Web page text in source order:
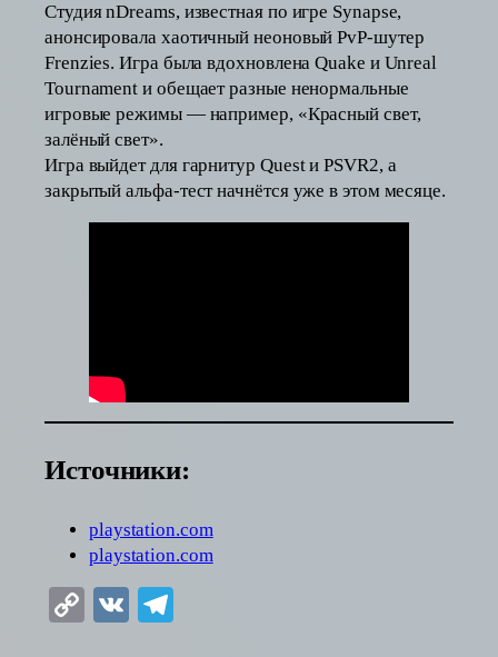
Студия nDreams, известная по игре Synapse,
анонсировала хаотичный неоновый PvP-шутер
Frenzies. Игра была вдохновлена Quake и Unreal
Tournament и обещает разные ненормальные
игровые режимы — например, «Красный свет,
залёный свет».
Игра выйдет для гарнитур Quest и PSVR2, а
закрытый альфа-тест начнётся уже в этом месяце.
Источники:
playstation.com
playstation.com
Copy
VK